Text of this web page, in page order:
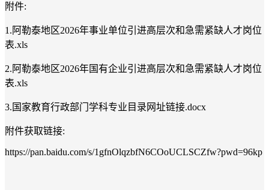
附件:
1. 阿勒泰地区2026年事业单位引进高层次和急需紧缺人才岗位
表.xls
2. 阿勒泰地区2026年国有企业引进高层次和急需紧缺人才岗位
表.xls
3. 国家教育行政部门学科专业目录网址链接.docx
附件获取链接:
https://pan.baidu.com/s/1gfnOlqzbfN6COoUCLSCZfw?pwd=96kp